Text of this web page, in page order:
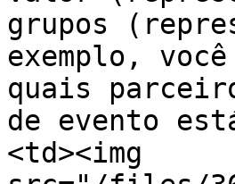
grupos
exemplo,
quais
de evento
<td><img